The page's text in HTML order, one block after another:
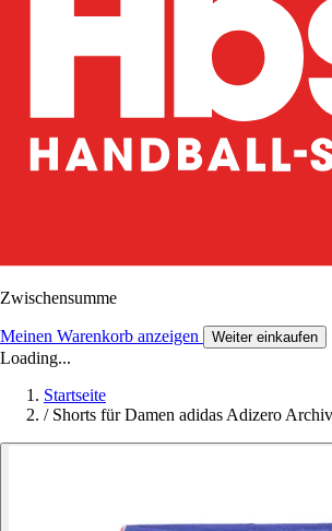
Zwischensumme
Meinen Warenkorb anzeigen Weiter einkaufen
Loading...
Startseite
/ Shorts für Damen adidas Adizero